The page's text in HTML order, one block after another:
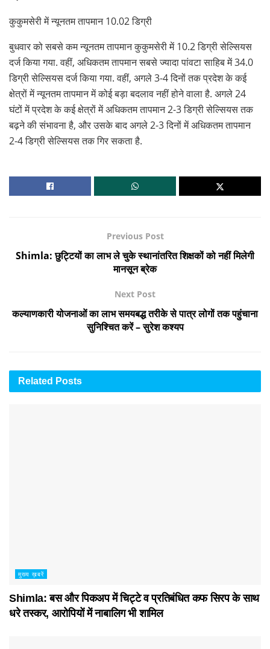
कुकुमसेरी में न्यूनतम तापमान 10.02 डिग्री
बुधवार को सबसे कम न्यूनतम तापमान कुकुमसेरी में 10.2 डिग्री सेल्सियस
दर्ज किया गया. वहीं, अधिकतम तापमान सबसे ज्यादा पांवटा साहिब में 34.0
डिग्री सेल्सियस दर्ज किया गया. वहीं, अगले 3-4 दिनों तक प्रदेश के कई
क्षेत्रों में न्यूनतम तापमान में कोई बड़ा बदलाव नहीं होने वाला है. अगले 24
घंटों में प्रदेश के कई क्षेत्रों में अधिकतम तापमान 2-3 डिग्री सेल्सियस तक
बढ़ने की संभावना है, और उसके बाद अगले 2-3 दिनों में अधिकतम तापमान
2-4 डिग्री सेल्सियस तक गिर सकता है.
Previous Post
Shimla: छुट्टियों का लाभ ले चुके स्थानांतरित शिक्षकों को नहीं मिलेगी
मानसून ब्रेक
Next Post
कल्याणकारी योजनाओं का लाभ समयबद्ध तरीके से पात्र लोगों तक पहुंचाना
सुनिश्चित करें – सुरेश कश्यप
Related Posts
मुख्य ख़बरें
Shimla: बस और पिकअप में चिट्टे व प्रतिबंधित कफ सिरप के साथ
धरे तस्कर, आरोपियों में नाबालिग भी शामिल